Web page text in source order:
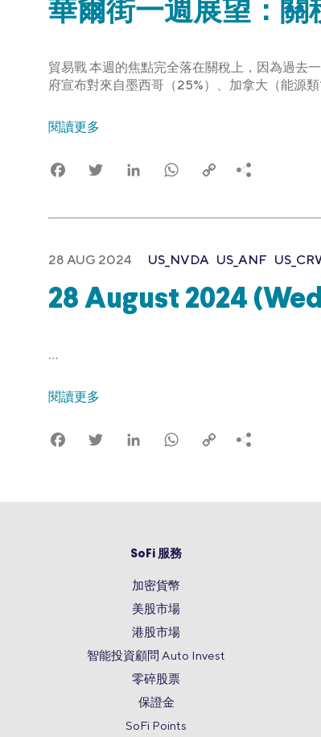
華爾街一週展望：關
貿易戰 本週的焦點完全落在關稅上，因為過去
府宣布對來自墨西哥（25%）、加拿大（能源
閱讀更多
FacebookTwitter LinkedIn WhatsApp
Copy
28 AUG 2024 US_NVDA US_ANF
28 August 2024
…
閱讀更多
FacebookTwitter LinkedIn WhatsApp
Copy
SoFi 服務
加密貨幣
美股市場
港股市場
智能投資顧問 Auto Invest
零碎股票
保證金
SoFi Points